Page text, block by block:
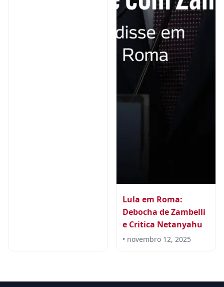
Lula em Roma:
Debocha de Zambelli
e Critica Netanyahu
• novembro 12, 2025